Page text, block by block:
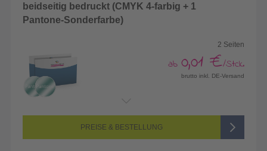
beidseitig bedruckt (CMYK 4-farbig + 1
Pantone-Sonderfarbe)
2 Seiten
ab 0,01 €/Stck.
brutto inkl. DE-Versand
Seitenanzahl: 2-seitig (Vorderseite und Rückseite bedruckt)
5/5-farbig (vollfarbig bedruckt + 1 Sonderfarbe)
PREISE & BESTELLUNG